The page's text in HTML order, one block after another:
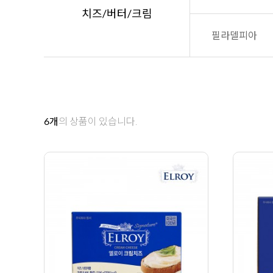
치즈/버터/크림
필라델피아
6개의 상품이 있습니다.